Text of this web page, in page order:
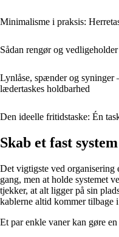
Minimalisme i praksis:
Sådan rengør og
Lynlåse, spænder og syninger
lædertaskes holdbarhed
Den ideelle fritidstaske: Én
Skab et fast
Det vigtigste ved organisering
gang, men at holde systemet
tjekker, at alt ligger på sin
kablerne altid kommer tilbage
Et par enkle vaner kan gøre